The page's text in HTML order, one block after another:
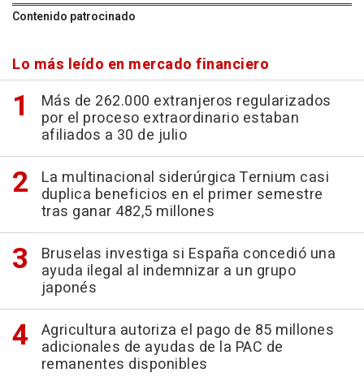
Contenido patrocinado
Lo más leído en mercado financiero
Más de 262.000 extranjeros regularizados
por el proceso extraordinario estaban
afiliados a 30 de julio
La multinacional siderúrgica Ternium casi
duplica beneficios en el primer semestre
tras ganar 482,5 millones
Bruselas investiga si España concedió una
ayuda ilegal al indemnizar a un grupo
japonés
Agricultura autoriza el pago de 85 millones
adicionales de ayudas de la PAC de
remanentes disponibles